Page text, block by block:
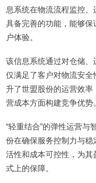
息系统在物流流程监控
具备完善的功能，能够保
户体验。
该信息系统通过对仓储
仅满足了客户对物流安
升了世盟股份的运营效
营成本方面构建竞争优势
“轻重结合”的弹性运营与
份在确保服务控制力与稳
活性和成本可控性，为
式上的保障。